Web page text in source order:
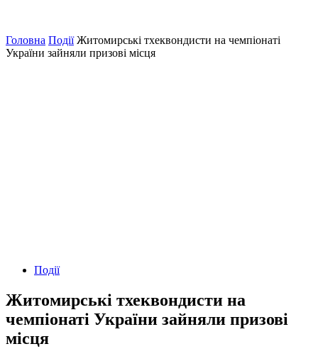
Головна Події Житомирські тхеквондисти на чемпіонаті
України зайняли призові місця
Події
Житомирські тхеквондисти на
чемпіонаті України зайняли призові
місця